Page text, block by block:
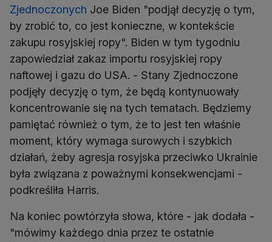
Zjednoczonych Joe Biden "podjął decyzję o tym,
by zrobić to, co jest konieczne, w kontekście
zakupu rosyjskiej ropy". Biden w tym tygodniu
zapowiedział zakaz importu rosyjskiej ropy
naftowej i gazu do USA. - Stany Zjednoczone
podjęły decyzję o tym, że będą kontynuowały
koncentrowanie się na tych tematach. Będziemy
pamiętać również o tym, że to jest ten właśnie
moment, który wymaga surowych i szybkich
działań, żeby agresja rosyjska przeciwko Ukrainie
była związana z poważnymi konsekwencjami -
podkreśliła Harris.
Na koniec powtórzyła słowa, które - jak dodała -
"mówimy każdego dnia przez te ostatnie